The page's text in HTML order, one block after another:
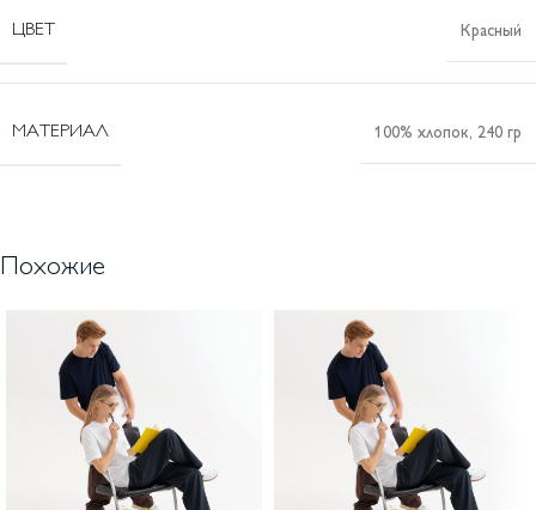
ЦВЕТ Красный
МАТЕРИАЛ 100% хлопок, 240 гр
Похожие